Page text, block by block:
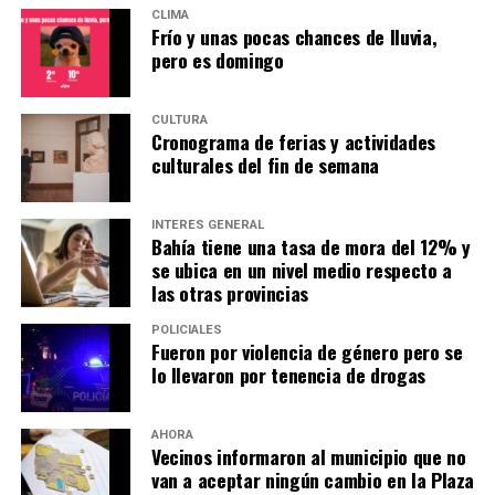
*Recital de piano por Leonardo Bedetti
Domingo 9 – 19:30 hs – Biblioteca Rivadavia (Av. Colón
El pianista Leonardo Bedetti ofrecerá un recital con
obras de tres grandes compositores del repertorio
pianístico: Joseph Haydn, Franz Liszt y Robert
Schumann. Entradas: desde $10.000, disponibles
enEntradaUno.como en boletería (lunes a viernes de 10
a 17, sábados de 9 a 12 y 1 hora antes del espectáculo).
*ENCUENTRO de VOZ en Café Concert – VOL.2
Domingo 9 – 20:30 hs – Café Cultural Don Osvaldo
(Lamadrid 544)
Repertorio acústico y cercano con canciones de diversos
estilos: pop, rock nacional, soul, folklore y mucho más,
interpretadas con el calor de músicos en vivo. Entradas:
$9.000. Más info en:cclapanaderia.com.
CLIMA
Frío y unas pocas chances de lluvia,
pero es domingo
CULTURA
Cronograma de ferias y actividades
culturales del fin de semana
INTERÉS GENERAL
Bahía tiene una tasa de mora del 12% y
se ubica en un nivel medio respecto a
las otras provincias
POLICIALES
Fueron por violencia de género pero se
lo llevaron por tenencia de drogas
AHORA
Vecinos informaron al municipio que no
van a aceptar ningún cambio en la Plaza